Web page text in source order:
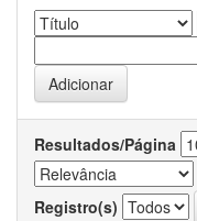
Resultados/Página
Registro(s)